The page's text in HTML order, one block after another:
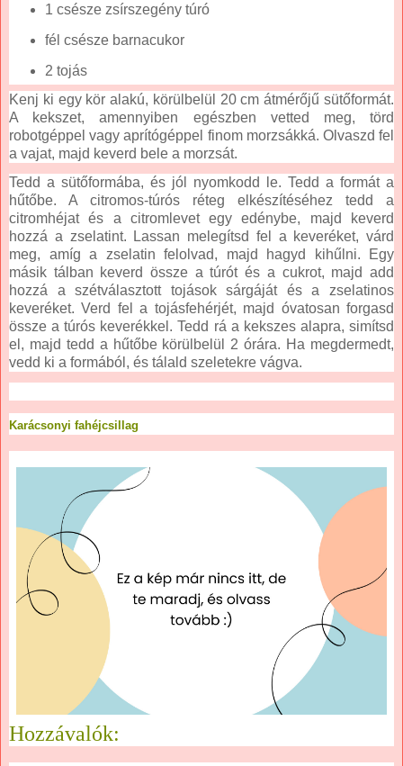
1 csésze zsírszegény túró
fél csésze barnacukor
2 tojás
Kenj ki egy kör alakú, körülbelül 20 cm átmérőjű sütőformát.
A kekszet, amennyiben egészben vetted meg, törd
robotgéppel vagy aprítógéppel finom morzsákká. Olvaszd fel
a vajat, majd keverd bele a morzsát.
Tedd a sütőformába, és jól nyomkodd le. Tedd a formát a
hűtőbe. A citromos-túrós réteg elkészítéséhez tedd a
citromhéjat és a citromlevet egy edénybe, majd keverd
hozzá a zselatint. Lassan melegítsd fel a keveréket, várd
meg, amíg a zselatin felolvad, majd hagyd kihűlni. Egy
másik tálban keverd össze a túrót és a cukrot, majd add
hozzá a szétválasztott tojások sárgáját és a zselatinos
keveréket. Verd fel a tojásfehérjét, majd óvatosan forgasd
össze a túrós keverékkel. Tedd rá a kekszes alapra, simítsd
el, majd tedd a hűtőbe körülbelül 2 órára. Ha megdermedt,
vedd ki a formából, és tálald szeletekre vágva.
Karácsonyi fahéjcsillag
Hozzávalók: